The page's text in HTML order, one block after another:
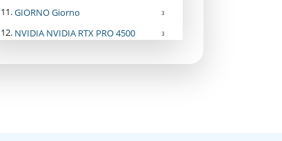
GIORNO Giorno 3
NVIDIA NVIDIA RTX PRO 4500 3